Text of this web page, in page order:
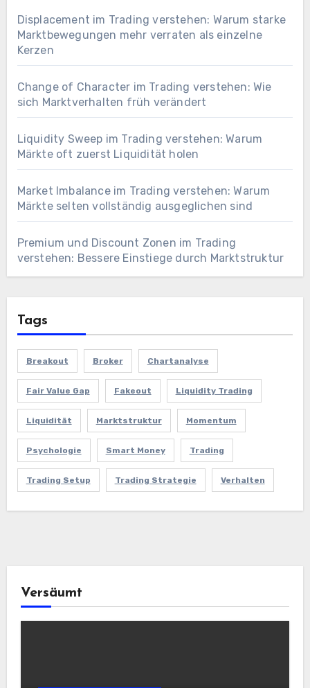
Displacement im Trading verstehen: Warum starke
Marktbewegungen mehr verraten als einzelne
Kerzen
Change of Character im Trading verstehen: Wie
sich Marktverhalten früh verändert
Liquidity Sweep im Trading verstehen: Warum
Märkte oft zuerst Liquidität holen
Market Imbalance im Trading verstehen: Warum
Märkte selten vollständig ausgeglichen sind
Premium und Discount Zonen im Trading
verstehen: Bessere Einstiege durch Marktstruktur
Tags
Breakout Broker Chartanalyse
Fair Value Gap Fakeout Liquidity Trading
Liquidität Marktstruktur Momentum
Psychologie Smart Money Trading
Trading Setup Trading Strategie Verhalten
Versäumt